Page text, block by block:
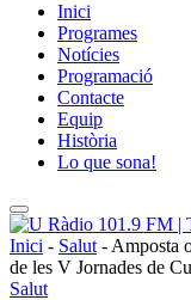
Inici
Programes
Notícies
Programació
Contacte
Equip
Història
Lo que sona!
Inici - Salut - Amposta
de les V Jornades de
Salut